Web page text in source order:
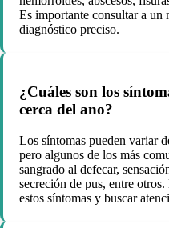
Es importante consultar a un
diagnóstico preciso.
¿Cuáles son los
cerca del ano?
Los síntomas pueden variar
pero algunos de los más
sangrado al defecar,
secreción de pus, entre
estos síntomas y buscar